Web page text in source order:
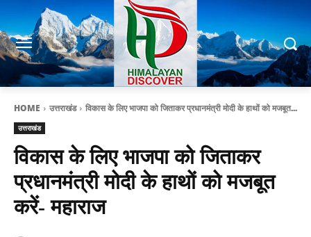
HOME उत्तराखंड विकास के लिए भाजपा को जिताकर प्रधानमंत्री मोदी के हाथों को मजबूत...
उत्तराखंड
विकास के लिए भाजपा को जिताकर
प्रधानमंत्री मोदी के हाथों को मजबूत
करें- महाराज